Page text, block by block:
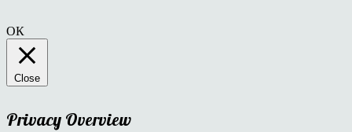
ОК
Close
Privacy Overview